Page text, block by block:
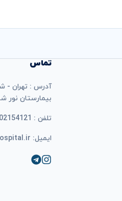
تماس
آدرس : تهران -
بیمارستان نور
تلفن : 02154121
ایمیل: info@noorhospital.ir